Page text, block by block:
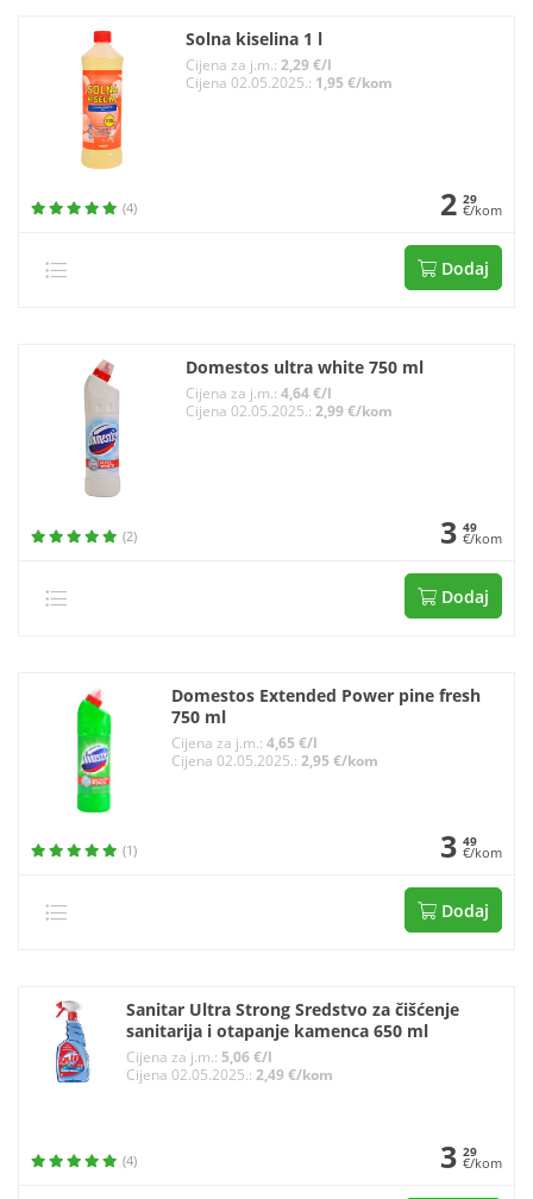
Solna kiselina 1 l
Cijena za j.m.: 2,29 €/l
Cijena 02.05.2025.: 1,95 €/kom
(4) 2 29
€/kom
Dodaj
Domestos ultra white 750 ml
Cijena za j.m.: 4,64 €/l
Cijena 02.05.2025.: 2,99 €/kom
(2) 3 49
€/kom
Dodaj
Domestos Extended Power pine fresh
750 ml
Cijena za j.m.: 4,65 €/l
Cijena 02.05.2025.: 2,95 €/kom
(1) 3 49
€/kom
Dodaj
Sanitar Ultra Strong Sredstvo za čišćenje
sanitarija i otapanje kamenca 650 ml
Cijena za j.m.:5,06 €/l
Cijena 02.05.2025.:2,49 €/kom
(4) 3 29
€/kom